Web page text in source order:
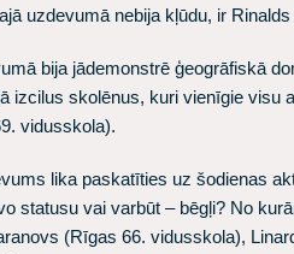
uzdevumā nebija kļūdu, ir
bija jādemonstrē ģeogrāfiskā
izcilus skolēnus, kuri vienīgie visu
vidusskola).
lika paskatīties uz šodienas
statusu vai varbūt – bēgļi? No
(Rīgas 66. vidusskola),